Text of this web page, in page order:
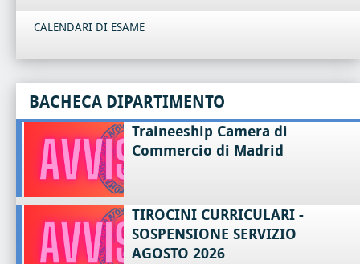
CALENDARI DI ESAME
BACHECA DIPARTIMENTO
Traineeship Camera di
Commercio di Madrid
TIROCINI CURRICULARI -
SOSPENSIONE SERVIZIO
AGOSTO 2026